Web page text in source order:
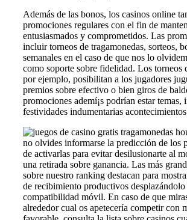
Además de las bonos, los casinos online
promociones regulares con el fin de
entusiasmados y comprometidos. Las
incluir torneos de tragamonedas, sorteos,
semanales en el caso de que nos lo
como soporte sobre fidelidad. Los torneos
por ejemplo, posibilitan a los jugadores
premios sobre efectivo o bien giros de
promociones ademí¡s podrían estar temas,
festividades indumentarias
no olvides informarse la predicción de los
de activarlas para evitar desilusionarte al
una retirada sobre ganancia. Las más
sobre nuestro ranking destacan para
de recibimiento productivos
compatibilidad móvil. En caso de que
alrededor cual os apetecería competir con